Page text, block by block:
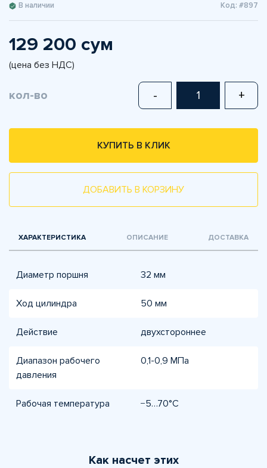
В наличии Код: #897
129 200 сум
(цена без НДС)
кол-во - +
КУПИТЬ В КЛИК
ДОБАВИТЬ В КОРЗИНУ
ХАРАКТЕРИСТИКА ОПИСАНИЕ ДОСТАВКА
Диаметр поршня 32 мм
Ход цилиндра 50 мм
Действие двухстороннее
Диапазон рабочего
давления
0,1-0,9 МПа
Рабочая температура −5…70°C
Как насчет этих